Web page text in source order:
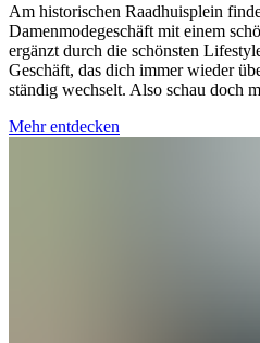
Am historischen Raadhuisplein
Damenmodegeschäft mit einem
ergänzt durch die schönsten
Geschäft, das dich immer wieder
ständig wechselt. Also schau doch
Mehr entdecken